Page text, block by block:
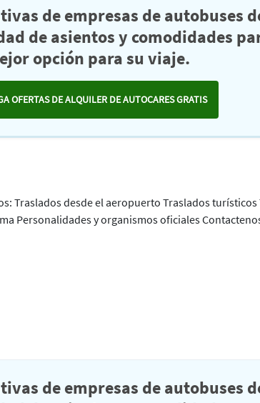
de empresas de autobuses
de asientos y comodidades
opción para su viaje.
OFERTAS DE ALQUILER DE AUTOCARES GRATIS
Traslados desde el aeropuerto Traslados
Personalidades y organismos oficiales
de empresas de autobuses